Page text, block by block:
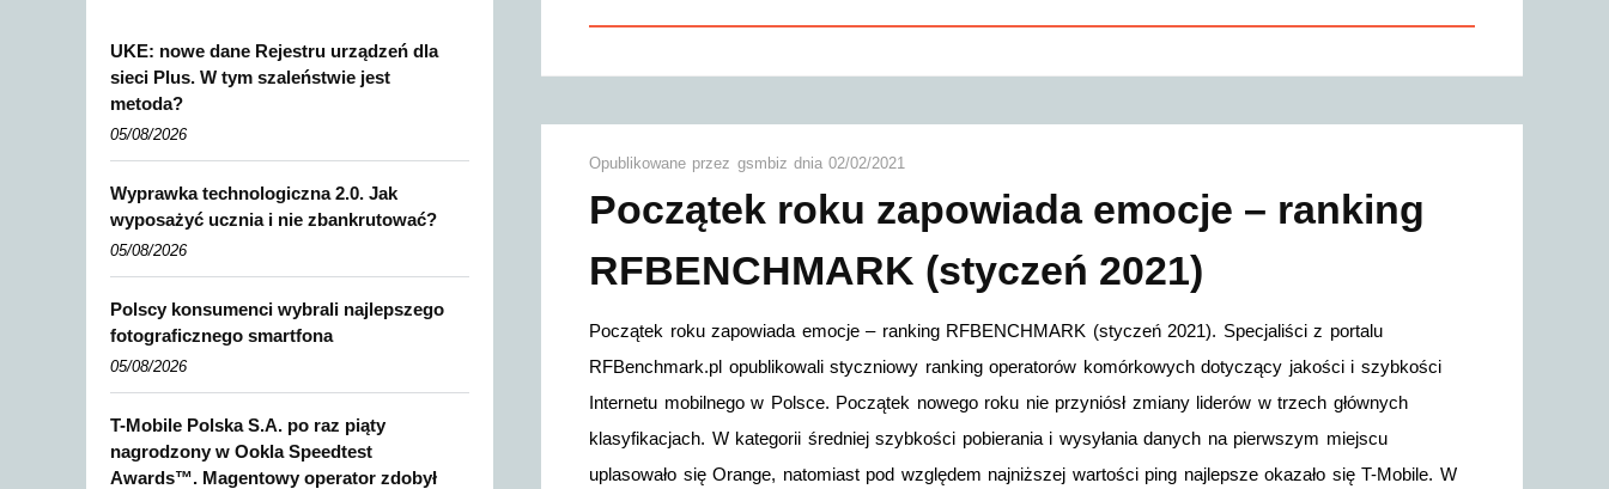
Opublikowane przez gsmbiz dnia02/02/2021
Początek roku zapowiada emocje – ranking
RFBENCHMARK (styczeń 2021)
Początek roku zapowiada emocje – ranking RFBENCHMARK (styczeń 2021). Specjaliści z portalu
RFBenchmark.pl opublikowali styczniowy ranking operatorów komórkowych dotyczący jakości i szybkości
Internetu mobilnego w Polsce. Początek nowego roku nie przyniósł zmiany liderów w trzech głównych
klasyfikacjach. W kategorii średniej szybkości pobierania i wysyłania danych na pierwszym miejscu
uplasowało się Orange, natomiast pod względem najniższej wartości ping najlepsze okazało się T-Mobile. W
UKE: nowe dane Rejestru urządzeń dla
sieci Plus. W tym szaleństwie jest
metoda?
05/08/2026
Wyprawka technologiczna 2.0. Jak
wyposażyć ucznia i nie zbankrutować?
05/08/2026
Polscy konsumenci wybrali najlepszego
fotograficznego smartfona
05/08/2026
T-Mobile Polska S.A. po raz piąty
nagrodzony w Ookla Speedtest
Awards™. Magentowy operator zdobył